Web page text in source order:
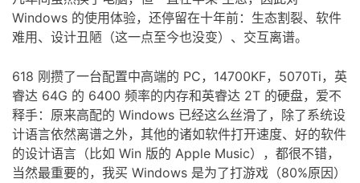
Windows 的使用体验，还停留在十年前：生态割裂、软件
难用、设计丑陋（这一点至今也没变）、交互离谱。
618 刚攒了一台配置中高端的 PC，14700KF，5070Ti，英
睿达 64G 的 6400 频率的内存和英睿达 2T 的硬盘，爱不
释手：原来高配的 Windows 已经这么丝滑了，除了系统设
计语言依然离谱之外，其他的诸如软件打开速度、好的软件
的设计语言（比如 Win 版的 Apple Music），都很不错，
当然最重要的，我买 Windows 是为了打游戏（80%原因）